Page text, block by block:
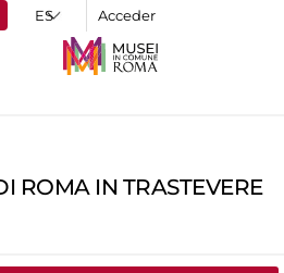
Acceder
ROMA IN TRASTEVERE